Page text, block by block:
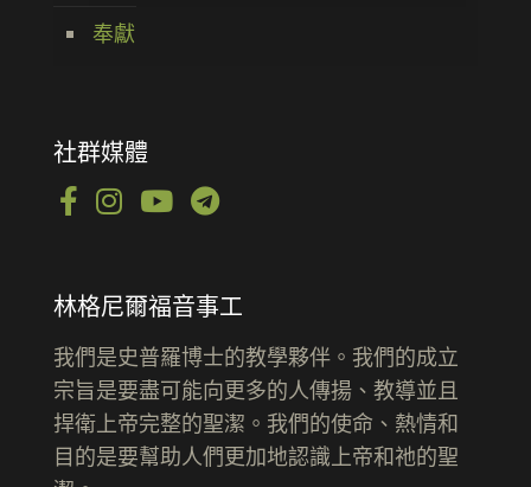
奉獻
社群媒體
林格尼爾福音事工
我們是史普羅博士的教學夥伴。我們的成立
宗旨是要盡可能向更多的人傳揚、教導並且
捍衛上帝完整的聖潔。我們的使命、熱情和
目的是要幫助人們更加地認識上帝和祂的聖